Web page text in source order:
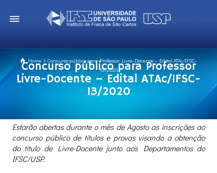
Home
Concurso público para Professor Livre-Docente – Edital ATAc/IFSC-
13/2020
Concurso público para Professor
Livre-Docente – Edital ATAc/IFSC-
13/2020
Estarão abertas durante o mês de Agosto as inscrições ao
concurso público de títulos e provas visando a obtenção
do título de Livre-Docente junto aos Departamentos do
IFSC/USP.